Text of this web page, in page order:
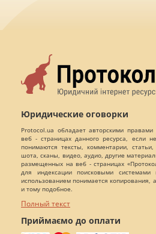
Юридические оговорки
Protocol.ua обладает авторскими
веб - страницах данного ресурса, если
понимаются тексты, комментарии,
шота, сканы, видео, аудио, другие
размещенных на веб - страницах
для индексации поисковыми
использованием понимается копирования,
и тому подобное.
Полный текст
Приймаємо до оплати